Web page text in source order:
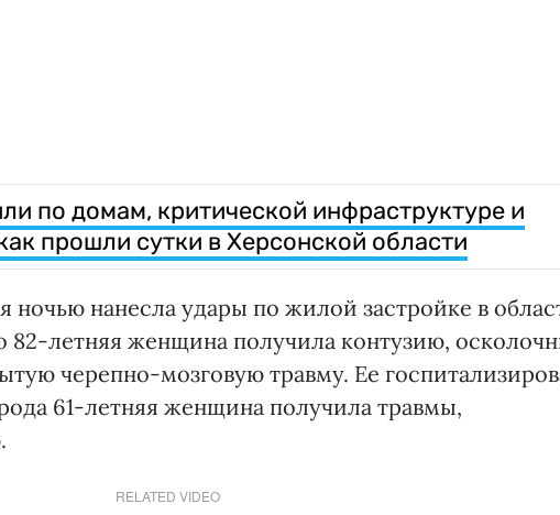
по домам, критической инфраструктуре и
прошли сутки в Херсонской области
ночью нанесла удары по жилой застройке в
82-летняя женщина получила контузию,
черепно-мозговую травму. Ее
61-летняя женщина получила травмы,
RELATED VIDEO